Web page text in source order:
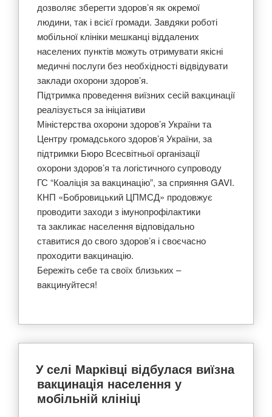
дозволяє зберегти здоров’я як окремої
людини, так і всієї громади. Завдяки роботі
мобільної клініки мешканці віддалених
населених пунктів можуть отримувати якісні
медичні послуги без необхідності відвідувати
заклади охорони здоров’я.
Підтримка проведення виїзних сесій вакцинації
реалізується за ініціативи
Міністерства охорони здоров’я України та
Центру громадського здоров’я України, за
підтримки Бюро Всесвітньої організації
охорони здоров’я та логістичного супроводу
ГС “Коаліція за вакцинацію”, за сприяння GAVI.
КНП «Бобровицький ЦПМСД» продовжує
проводити заходи з імунопрофілактики
та закликає населення відповідально
ставитися до свого здоров’я і своєчасно
проходити вакцинацію.
Бережіть себе та своїх близьких –
вакцинуйтеся!
У селі Марківці відбулася виїзна
вакцинація населення у
мобільній клініці